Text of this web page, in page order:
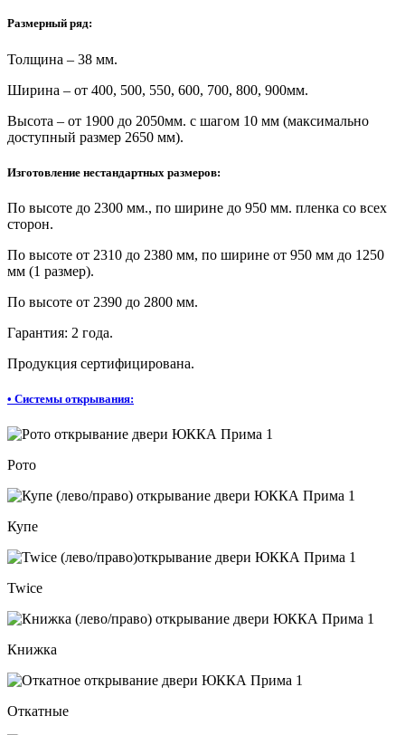
Размерный ряд:
Толщина – 38 мм.
Ширина – от 400, 500, 550, 600, 700, 800, 900мм.
Высота – от 1900 до 2050мм. с шагом 10 мм (максимально
доступный размер 2650 мм).
Изготовление нестандартных размеров:
По высоте до 2300 мм., по ширине до 950 мм. пленка со всех
сторон.
По высоте от 2310 до 2380 мм, по ширине от 950 мм до 1250
мм (1 размер).
По высоте от 2390 до 2800 мм.
Гарантия: 2 года.
Продукция сертифицирована.
• Системы открывания:
Рото
Купе
Twice
Книжка
Откатные